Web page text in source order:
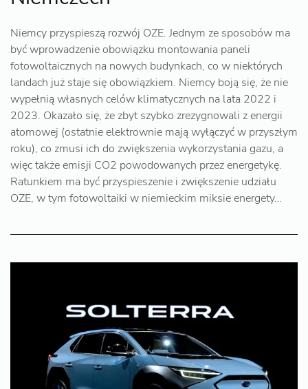
Niemcy przyspieszą rozwój OZE. Jednym ze sposobów ma
być wprowadzenie obowiązku montowania paneli
fotowoltaicznych na nowych budynkach, co w niektórych
landach już staje się obowiązkiem. Niemcy boją się, że nie
wypełnią własnych celów klimatycznych na lata 2022 i
2023. Okazało się, że zbyt szybko zrezygnowali z energii
atomowej (ostatnie elektrownie mają wyłączyć w przyszłym
roku), co zmusi ich do zwiększenia wykorzystania gazu, a
więc także emisji CO2 powodowanych przez energetykę.
Ratunkiem ma być przyspieszenie i zwiększenie udziału
OZE, w tym fotowoltaiki w niemieckim miksie energety…